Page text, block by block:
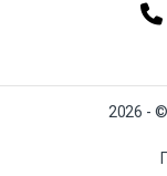
2026 - ©